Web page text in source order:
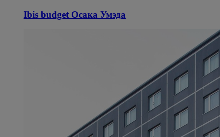
Ibis budget Осака Умэда